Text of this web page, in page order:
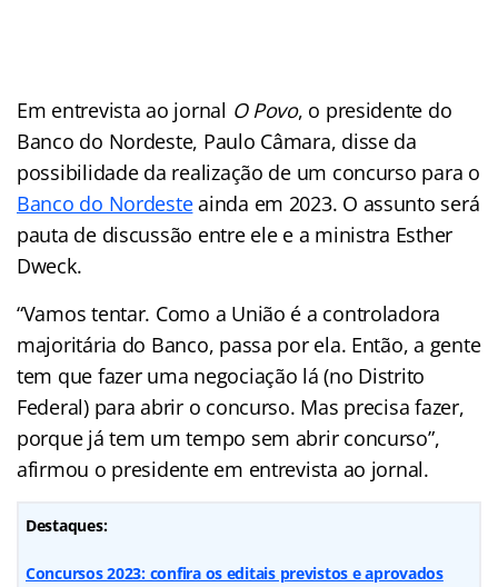
Em entrevista ao jornal O Povo, o presidente do
Banco do Nordeste, Paulo Câmara, disse da
possibilidade da realização de um concurso para o
Banco do Nordesteainda em 2023. O assunto será
pauta de discussão entre ele e a ministra Esther
Dweck.
“Vamos tentar. Como a União é a controladora
majoritária do Banco, passa por ela. Então, a gente
tem que fazer uma negociação lá (no Distrito
Federal) para abrir o concurso. Mas precisa fazer,
porque já tem um tempo sem abrir concurso”,
afirmou o presidente em entrevista ao jornal.
Destaques:
Concursos 2023: confira os editais previstos e aprovados